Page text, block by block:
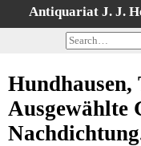
Antiquariat J. J.
Categories
Keywords
All Titles
Ausgewählte